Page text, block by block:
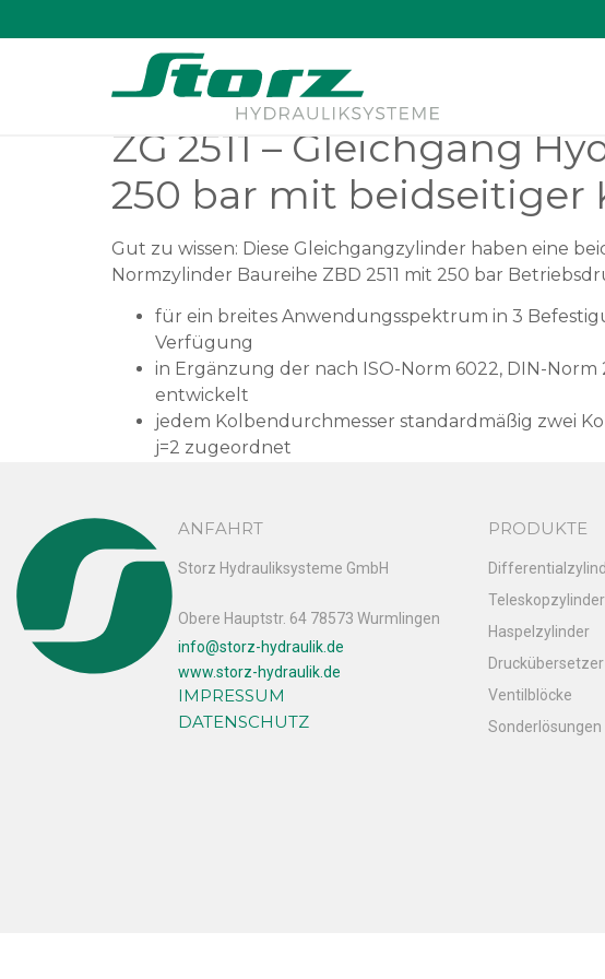
ZG 2511
ZG 2511 – Gleichgang
250 bar mit beidseitiger
Gut zu wissen: Diese Gleichgangzylinder haben eine
Normzylinder Baureihe ZBD 2511 mit 250 bar
für ein breites Anwendungsspektrum in 3
Verfügung
in Ergänzung der nach ISO-Norm 6022, DIN-Norm
entwickelt
jedem Kolbendurchmesser standardmäßig zwei
j=2 zugeordnet
ANFAHRT
Storz Hydrauliksysteme GmbH
Obere Hauptstr. 64 78573 Wurmlingen
info@storz-hydraulik.de
www.storz-hydraulik.de
IMPRESSUM
DATENSCHUTZ
PRODUKTE
Teleskopzylinder
Haspelzylinder
Druckübersetzer
Ventilblöcke
Sonderlösungen